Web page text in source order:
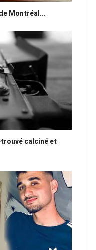
Montréal...
calciné et